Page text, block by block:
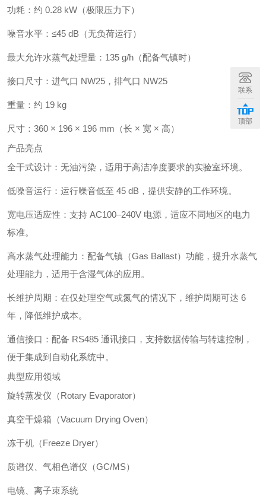
功耗：约 0.28 kW（极限压力下）
噪音水平：≤45 dB（无负荷运行）
最大允许水蒸气处理量：135 g/h（配备气镇时）
接口尺寸：进气口 NW25，排气口 NW25
重量：约 19 kg
尺寸：360 × 196 × 196 mm（长 × 宽 × 高）
产品亮点
全干式设计：无油污染，适用于高洁净度要求的实验室环境。
低噪音运行：运行噪音低至 45 dB，提供安静的工作环境。
宽电压适应性：支持 AC100–240V 电源，适应不同地区的电力
标准。
高水蒸气处理能力：配备气镇（Gas Ballast）功能，提升水蒸气
处理能力，适用于含湿气体的应用。
长维护周期：在仅处理空气或氮气的情况下，维护周期可达 6
年，降低维护成本。
通信接口：配备 RS485 通讯接口，支持数据传输与转速控制，
便于集成到自动化系统中。
典型应用领域
旋转蒸发仪（Rotary Evaporator）
真空干燥箱（Vacuum Drying Oven）
冻干机（Freeze Dryer）
质谱仪、气相色谱仪（GC/MS）
电镜、离子束系统
联系
顶部